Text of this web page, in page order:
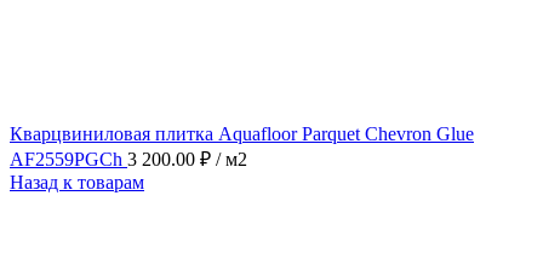
Кварцвиниловая плитка Aquafloor Parquet Chevron Glue
AF2559PGCh 3 200.00 ₽ / м2
Назад к товарам